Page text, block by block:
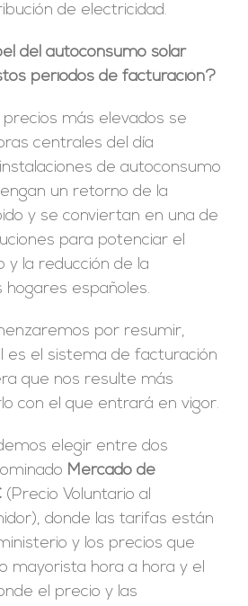
de electricidad.
del autoconsumo solar
periodos de facturación?
precios más elevados se
centrales del día
de autoconsumo
un retorno de la
y se conviertan en una de
para potenciar el
y la reducción de la
españoles.
por resumir,
es el sistema de facturación
que nos resulte más
con el que entrará en vigor.
elegir entre dos
Mercado de
(Precio Voluntario al
donde las tarifas están
y los precios que
mayorista hora a hora y el
el precio y las